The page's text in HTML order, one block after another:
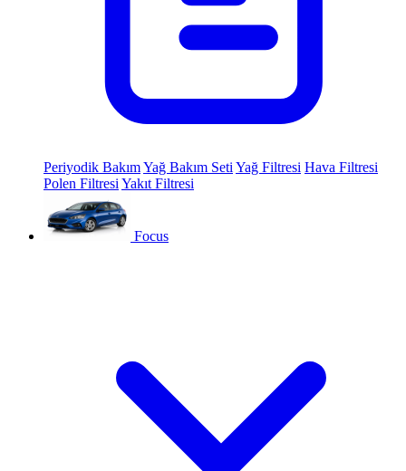
Periyodik BakımYağ Bakım Seti Yağ Filtresi Hava Filtresi
Polen Filtresi Yakıt Filtresi
Focus